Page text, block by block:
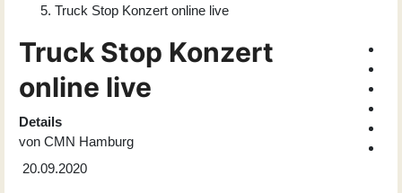
Truck Stop Konzert online live
Truck Stop Konzert
online live
Details
von CMN Hamburg
20.09.2020